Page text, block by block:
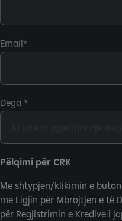
Email
Dega
Pëlqimi për CRK
Me shtypjen/klikimin e
me Ligjin për Mbrojtjen e të
për Regjistrimin e Kredive i